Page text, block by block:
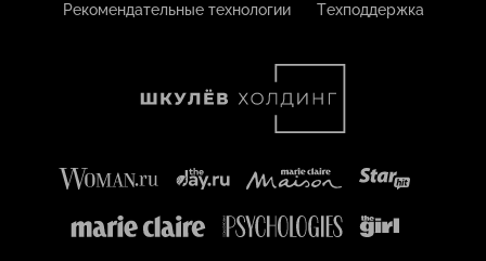
Рекомендательные технологии
Техподдержка